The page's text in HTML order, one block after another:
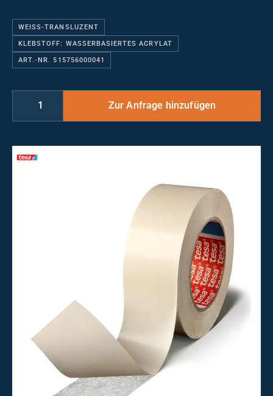
WEISS-TRANSLUZENT
KLEBSTOFF: WASSERBASIERTES ACRYLAT
ART.-NR. 515756000041